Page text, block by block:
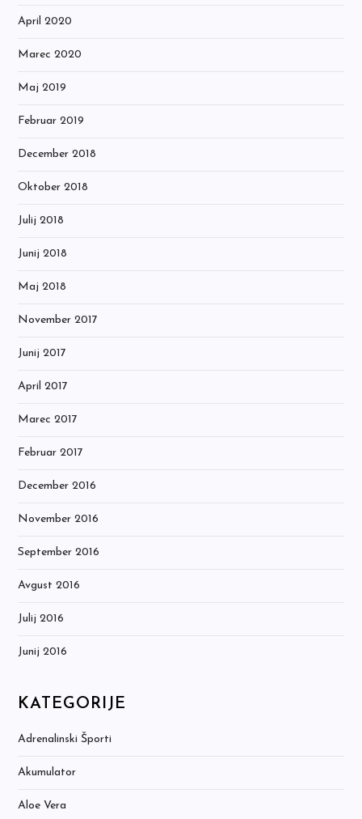
April 2020
Marec 2020
Maj 2019
Februar 2019
December 2018
Oktober 2018
Julij 2018
Junij 2018
Maj 2018
November 2017
Junij 2017
April 2017
Marec 2017
Februar 2017
December 2016
November 2016
September 2016
Avgust 2016
Julij 2016
Junij 2016
KATEGORIJE
Adrenalinski Športi
Akumulator
Aloe Vera